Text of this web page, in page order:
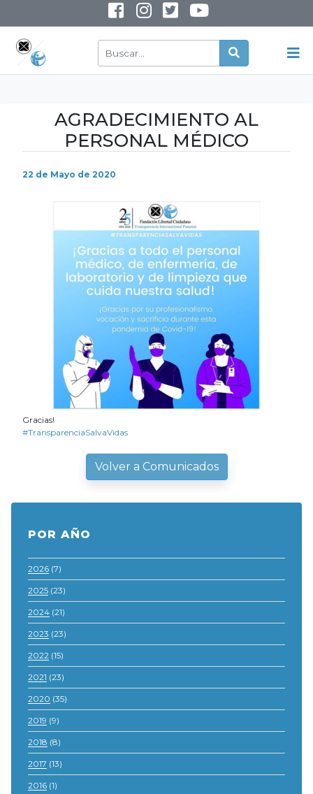
AGRADECIMIENTO AL
PERSONAL MÉDICO
22 de Mayo de 2020
Gracias!
#TransparenciaSalvaVidas
Volver a Comunicados
POR AÑO
2026 (7)
2025 (23)
2024 (21)
2023 (23)
2022 (15)
2021 (23)
2020 (35)
2019 (9)
2018 (8)
2017 (13)
2016 (1)